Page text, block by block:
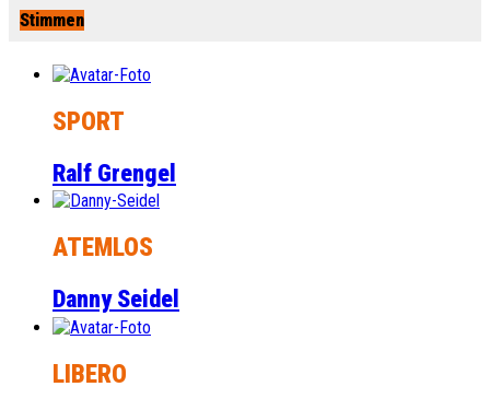
Stimmen
SPORT
Ralf Grengel
ATEMLOS
Danny Seidel
LIBERO